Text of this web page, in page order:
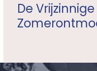
De Vrijzinnige